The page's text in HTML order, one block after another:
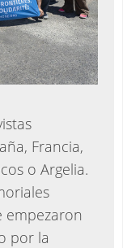
Francia,
o Argelia.
empezaron
por la